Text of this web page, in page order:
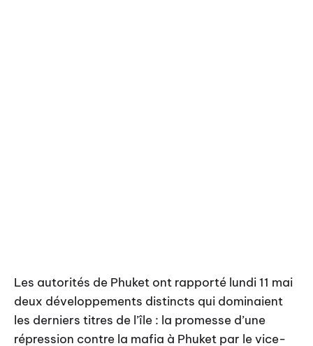
Les autorités de Phuket ont rapporté lundi 11 mai
deux développements distincts qui dominaient
les derniers titres de l’île : la promesse d’une
répression contre la mafia à Phuket par le vice-